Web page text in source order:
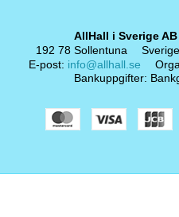
AllHall i Sverige AB
192 78 Sollentuna
Sverige
E-post: info@allhall.se
Bankuppgifter: